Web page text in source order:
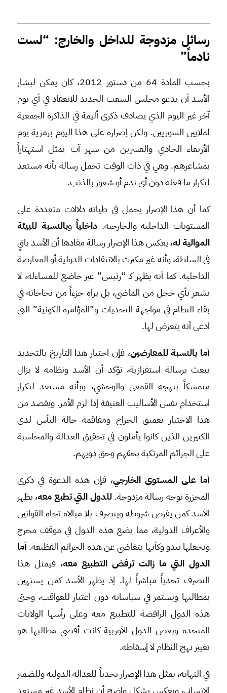
رسائل مزدوجة للداخل والخارج: “لست
نادماً”
بحسب المادة 64 من دستور 2012، كان يمكن لبشار
الأسد أن يدعو مجلس الشعب الجديد للانعقاد في أي يوم
آخر غير اليوم الذي يصادف ذكرى أليمة في الذاكرة الجمعية
لملايين السوريين. ولكن إصراره على هذا اليوم برمزية يوم
الأربعاء الحادي والعشرين من شهر آب يمثل استهتاراً
بمشاعرهم. وهي في ذات الوقت تحمل رسالة بأنه مستعد
لتكرار ما فعله دون أي ندم أو شعور بالذنب.
كما أن هذا الإصرار يحمل في طياته دلالات متعددة على
المستويات الداخلية والخارجية. داخلياًوبالنسبة للبيئة
الموالية له، يعكس هذا الإصرار رسالة مفادها أن الأسد باقٍ
في السلطة، وأنه غير مكترث بالانتقادات الدولية أو المعارضة
الداخلية. كما أنه يظهر كـ “رئيس” غير خاضع للمساءلة، لا
يشعر بأي خجل من الماضي، بل يراه جزءاً من نجاحاته في
بقاء النظام في مواجهة التحديات و”المؤامرة الكونية” التي
ادعى أنه يتعرض لها.
أما بالنسبة للمعارضين، فإن اختيار هذا التاريخ بالتحديد
يبعث برسالة استفزازية، تؤكد أن الأسد ونظامه لا يزال
متمسكاً بنهجه القمعي والوحشي، وبأنه مستعد لتكرار
استخدام نفس الأساليب العنيفة إذا لزم الأمر. ويقصد من
هذا الاختيار تعميق الجراح ومفاقمة حالة اليأس لدى
الكثيرين الذين كانوا يأملون في تحقيق العدالة والمحاسبة
على الجرائم المرتكبة بحقهم وحق ذويهم.
أما على المستوى الخارجي، فإن هذه الدعوة في ذكرى
المجزرة توجه رسالة مزدوجة. للدول التي تطبع معه، يظهر
الأسد كمن يفرض شروطه ويتصرف بلا مبالاة تجاه القوانين
والأعراف الدولية، مما يضع هذه الدول في موقف محرج
ويجعلها تبدو وكأنها تتغاضى عن هذه الجرائم الفظيعة.أما
الدول التي ما زالت ترفض التطبيع معه، فيمثل هذا
التصرف تحدياً مباشراً لها. إذ يظهر الأسد كمن يستهين
بمطالبها ويستمر في سياساته دون اعتبار للعواقب، وحتى
هذه الدول الرافضة للتطبيع معه وعلى رأسها الولايات
المتحدة وبعض الدول الأوربية كانت أقصى مطالبها هو
تغيير نهج النظام لا إسقاطه.
في النهاية، يمثل هذا الإصرار تحدياً للعدالة الدولية وللضمير
الإنساني، ويعكس بشكل واضح أن نظام الأسد غير مستعد